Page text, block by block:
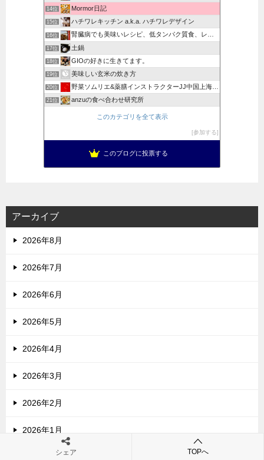
14位 Mormor日記
15位 ハチワレキッチン a.k.a. ハチワレデザイン
16位 腎臓病でも美味いレシピ、低タンパク質食、レトルト食評価
17位 土鍋
18位 GIOの好きに生きてます。
19位 美味しい玄米の炊き方
20位 野菜ソムリエ&薬膳インストラクターJJ中国上海日記
21位 anzuの食べ合わせ研究所
このカテゴリを全て表示
参加する
このブログに投票する
アーカイブ
2026年8月
2026年7月
2026年6月
2026年5月
2026年4月
2026年3月
2026年2月
2026年1月
2025年12月
シェア TOPへ